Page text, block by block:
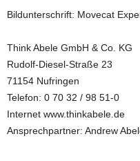
Bildunterschrift: Movecat
Think Abele GmbH & Co. KG
Rudolf-Diesel-Straße 23
71154 Nufringen
Telefon: 0 70 32 / 98 51-0
Internet www.thinkabele.de
Ansprechpartner: Andrew